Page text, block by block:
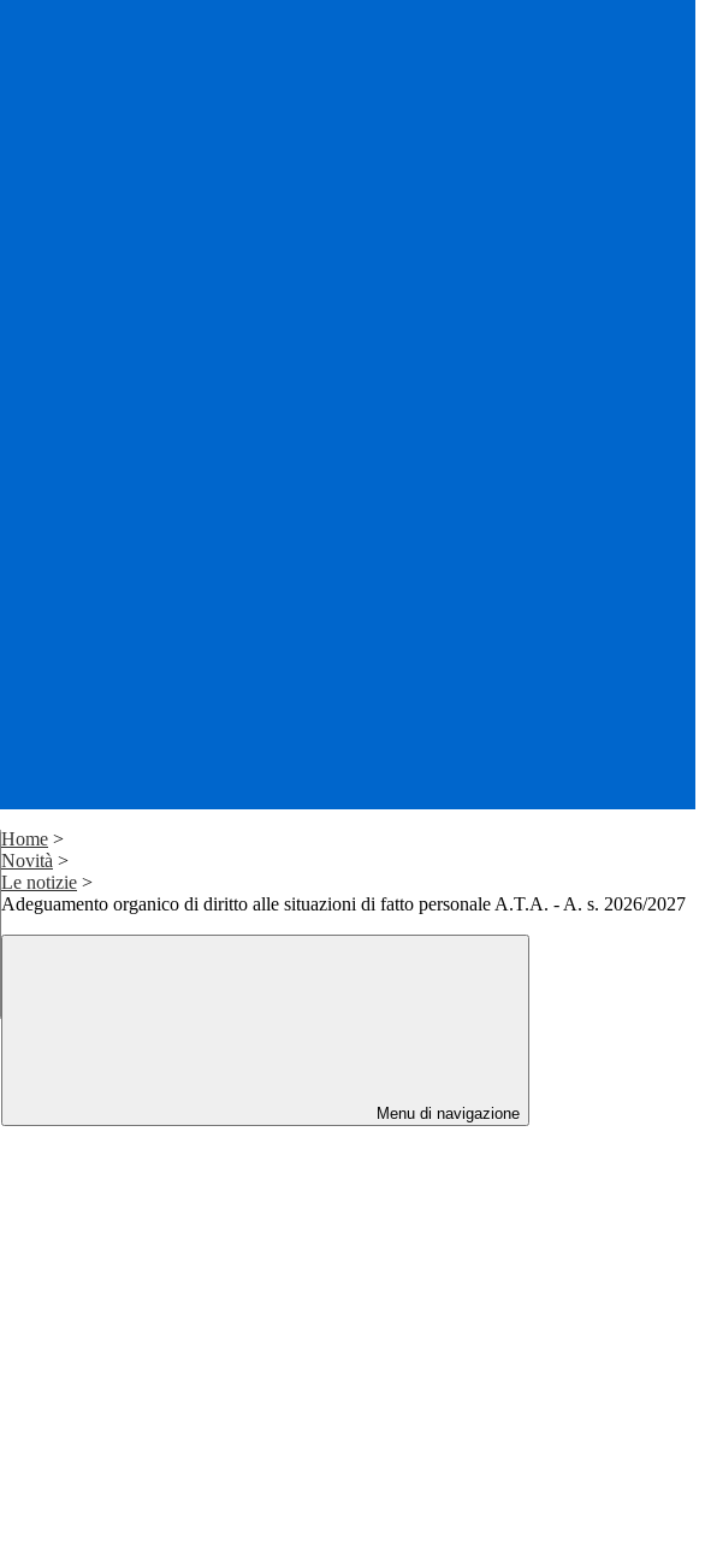
Home >
Novità >
Le notizie >
Adeguamento organico di diritto alle situazioni di fatto personale A.T.A. - A. s. 2026/2027
Menu di navigazione